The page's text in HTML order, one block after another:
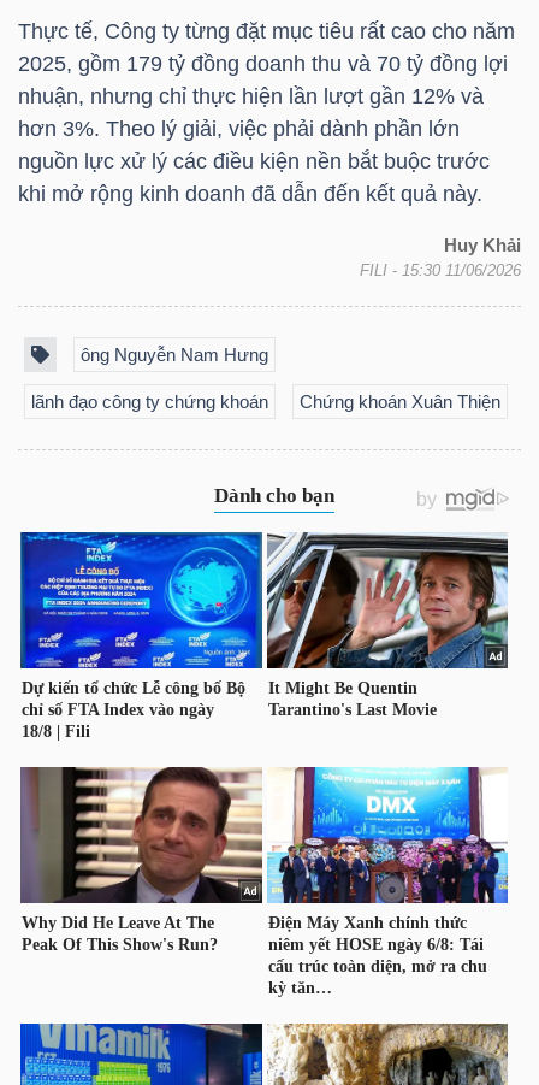
Thực tế, Công ty từng đặt mục tiêu rất cao cho năm
2025, gồm 179 tỷ đồng doanh thu và 70 tỷ đồng lợi
nhuận, nhưng chỉ thực hiện lần lượt gần 12% và
hơn 3%. Theo lý giải, việc phải dành phần lớn
nguồn lực xử lý các điều kiện nền bắt buộc trước
khi mở rộng kinh doanh đã dẫn đến kết quả này.
Huy Khải
FILI - 15:30 11/06/2026
ông Nguyễn Nam Hưng
lãnh đạo công ty chứng khoán Chứng khoán Xuân Thiện
LIỆU
Ngành
(-)
VS-
SECTOR
LƯỢNG
NGUYÊN
VẬT
LIỆU
CÔNG
NGHIỆP
KHÔNG
THIẾT